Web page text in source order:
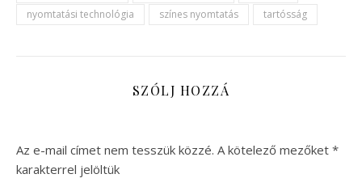
nyomtatási technológia
színes nyomtatás tartósság
SZÓLJ HOZZÁ
Az e-mail címet nem tesszük közzé. A kötelező mezőket *
karakterrel jelöltük